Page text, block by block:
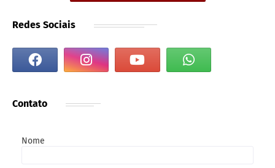
Redes Sociais
Contato
Nome